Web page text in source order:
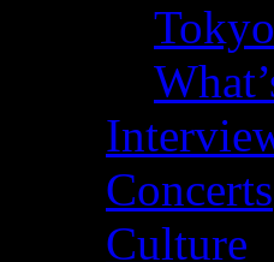
Concerts
Culture